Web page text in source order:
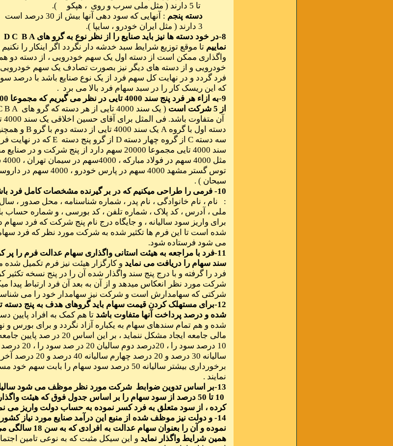
تا 5 دارند ( مثل ملی سرب و روی ، هپکو ).
دسته پنجم : آنهایی که سود دهی آنها بیش از 30 درصد است
3 دارند ( مثل ایران خودرو ، سایپا ).
8-در خود دسته ها نیز باید صنایع را از نظر نوع به گرو های
A
B
C
نماییم تا موقع توزیع شرایط سبد خدشه دار نگردد اگر اینکار را
واگذاری ممکن است از دسته اول یک سهم خودرویی ، از دسته دو
خودرویی و از دسته های دیگر نیز بصورت تصادف یک سهم
فرد گردد و در نهایت کل سهم فرد از یک نوع صنایع باشد با درصد
که این ریسک کار را در سبد سهام فرد بالا می برد .
از 5 شرکت است
( یک سند 4000 تایی از هر دسته که گرو های A
B
آن
دسته اول با گروهA یک سند 4000 تایی از دسته دوم با گرو B و
سه دستهC از گروه چهار دستهD از گرو پنج دسته E که در نهایت
سند 4000 تایی مجموعا 20000 سهم دارد از پنج شرکت و در
توس گستر مشهد 4000 سهم در پارس خودرو ، 4000
سبحان ) .
10- فرمی را طراحی میکنیم که در بر گیرنده مشخصات کامل فرد باشد
: نام ، نام خانوادگی ، نام پدر ، شماره شناسنامه ، محل صدور ، سال
ملی ، آدرس ، کد پلاک ، شماره تلفن ، کد بورسی ، و شماره حساب
برای واریز سود سالیانه ، و جایگاه درج نام پنج شرکت که فرد سهام
شده است تا این فرم ها تکثیر شده به شرکت مورد نظر که فرد
می شود فرستاده شود.
11-فرد با مراجعه به هیئت استانی واگذاری سهام عدالت فرم را پر
سند سهام را دریافت می نماید و کارگزار هیئت نیز فرم تکمیل
فرد را گرفته و با درج پنج سند واگذار شده آن را در پنج نسخه تکثیر
شرکت مورد نظر انعکاس میدهد و از آن به بعد آن فرد ارتباط پیدا
شرکتی که سهامدارش است و شرکت نیز سهامدار خود را می
12-برای مستهلک کردن قیمت سهام باید گروهای هدف به پنج دسته
شده و درصد پرداخت آنها متفاوت باشد تا هم کمک به افراد پایین
شده و هم تمام سندهای سهام به یکباره آزاد نگردد و برای بورس و
مالی جامعه ایجاد مشکل ننماید ، بر این اساس 20
10 درصد سود را ، 20درصد دوم
سالیانه 30 درصد و 20 درصد چهارم سالیانه
برخورداری بیشتر سالیانه 50 درصد سود سهام را بابت
نمایند .
13-بر اساس تدوین ضوابط شرکت مورد نظر موظف می شود
10 تا 50 درصد از سود سهام را بر اساس جدول فوق که هیئت
کرده ، از سود متعلق به فرد کسر نموده به حساب دولت واریز می
14- و دولت نیز موظف شده از منبع این درآمد صنایع مورد نیاز
نموده و آن را بعنوان سهام عدالت
همین شرایط واگذار نماید و این سیکل مثبت که به نوعی تامین